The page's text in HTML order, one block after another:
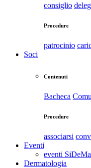
consiglio
Procedure
patrocinio
Soci
Contenuti
Bacheca
Procedure
associarsi
Eventi
eventi
Dermatologia